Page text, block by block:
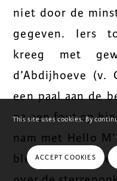
niet door de
gegeven. Iers
kreeg met
d’Abdijhoeve (v.
een paal aan de
na een fout op
nam met Hello
bleef ik ze een
This site uses cookies. By
ACCEPT COOKIES